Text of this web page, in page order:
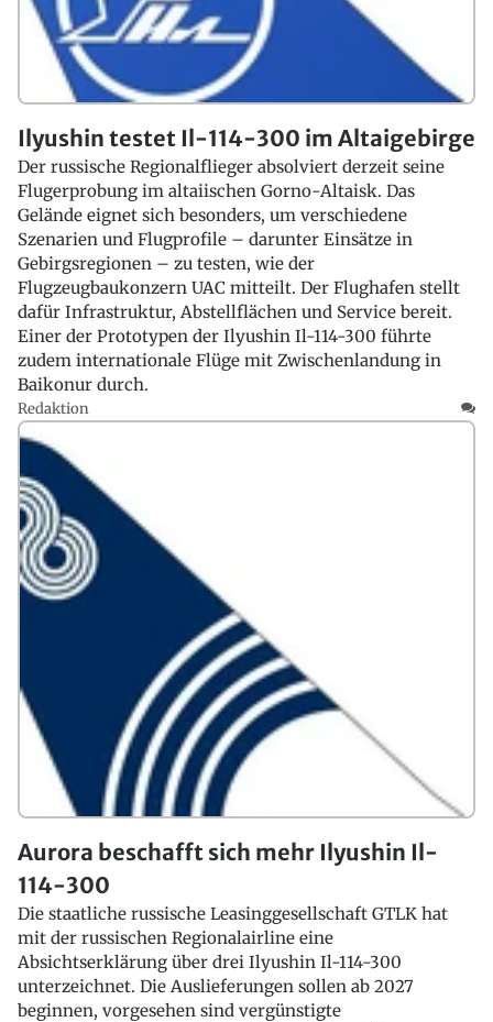
Ilyushin testet Il-114-300 im Altaigebirge
Der russische Regionalflieger absolviert derzeit seine
Flugerprobung im altaiischen Gorno-Altaisk. Das
Gelände eignet sich besonders, um verschiedene
Szenarien und Flugprofile – darunter Einsätze in
Gebirgsregionen – zu testen, wie der
Flugzeugbaukonzern UAC mitteilt. Der Flughafen stellt
dafür Infrastruktur, Abstellflächen und Service bereit.
Einer der Prototypen der Ilyushin Il-114-300 führte
zudem internationale Flüge mit Zwischenlandung in
Baikonur durch.
Redaktion
Aurora beschafft sich mehr Ilyushin Il-
114-300
Die staatliche russische Leasinggesellschaft GTLK hat
mit der russischen Regionalairline eine
Absichtserklärung über drei Ilyushin Il-114-300
unterzeichnet. Die Auslieferungen sollen ab 2027
beginnen, vorgesehen sind vergünstigte